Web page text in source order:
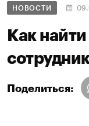
НОВОСТИ
Как
Поделиться: